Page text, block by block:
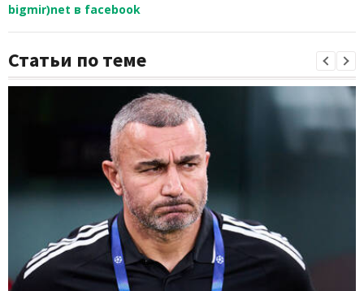
bigmir)net в facebook
Статьи по теме